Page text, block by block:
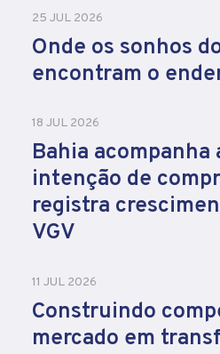
25 JUL 2026
Onde os sonhos
encontram o
18 JUL 2026
Bahia
intenção de
registra
VGV
11 JUL 2026
Construindo
mercado em